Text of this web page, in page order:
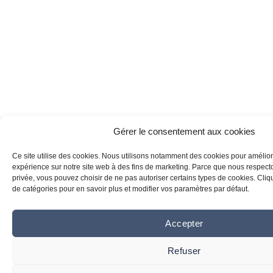
Gérer le consentement aux cookies
Ce site utilise des cookies. Nous utilisons notamment des cookies pour
expérience sur notre site web à des fins de marketing. Parce que nous
privée, vous pouvez choisir de ne pas autoriser certains types de cookies.
de catégories pour en savoir plus et modifier vos paramètres par défaut.
Accepter
Refuser